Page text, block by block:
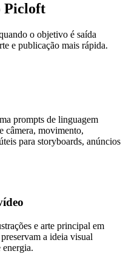
Picloft
o objetivo é saída
e publicação mais rápida.
prompts de linguagem
câmera, movimento,
para storyboards, anúncios
e arte principal em
a ideia visual